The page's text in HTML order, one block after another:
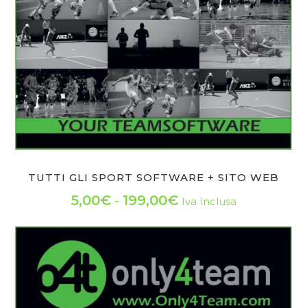
essere
nella
del
prodotto
TUTTI GLI SPORT SOFTWARE + SITO WEB
5,00€ - 199,00€Fascia
di
da
5,00€
Iva Inclusa
ha
più
varianti.